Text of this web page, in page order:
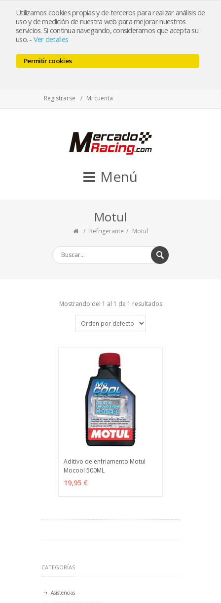
Utilizamos cookies propias y de terceros para realizar análisis de
uso y de medición de nuestra web para mejorar nuestros
servicios. Si continua navegando, consideramos que acepta su
uso. - Ver detalles
Permitir cookies
tienda@mercadoracing.com
Registrarse
Mi cuenta
Menú
Motul
Refrigerante Motul
Mostrando del 1 al 1 de 1 resultados
AÑADIR
Aditivo de enfriamento Motul
Mocool 500ML
19,95 €
CATEGORÍAS
Asistencias